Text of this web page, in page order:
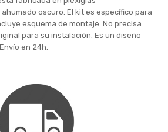
oscuro. El kit es específico para
esquema de montaje. No precisa
para su instalación. Es un diseño
en 24h.